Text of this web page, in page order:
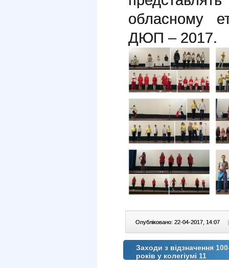
обласному
ДЮП – 2017.
Опубліковано: 22-04-2017, 14:07 |
Заходи з відзначення
років у колегіумі 11